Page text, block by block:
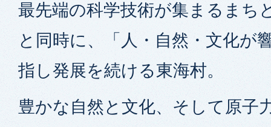
最先端の科学技術が集まるまち
と同時に、「人・自然・文化が
指し発展を続ける東海村。
豊かな自然と文化、そして原子